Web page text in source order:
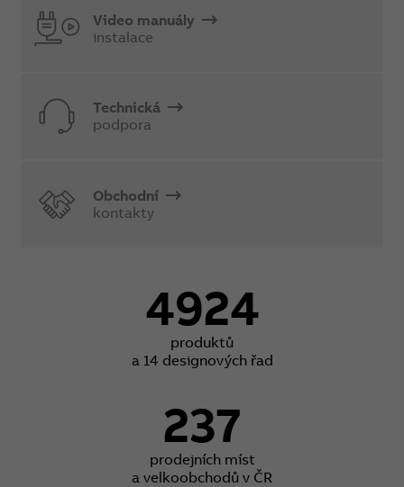
Video manuály
instalace
Technická
podpora
Obchodní
kontakty
4924
produktů
a 14 designových řad
237
prodejních míst
a velkoobchodů v ČR